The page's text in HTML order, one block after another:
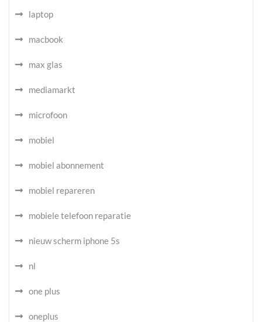
laptop
macbook
max glas
mediamarkt
microfoon
mobiel
mobiel abonnement
mobiel repareren
mobiele telefoon reparatie
nieuw scherm iphone 5s
nl
one plus
oneplus